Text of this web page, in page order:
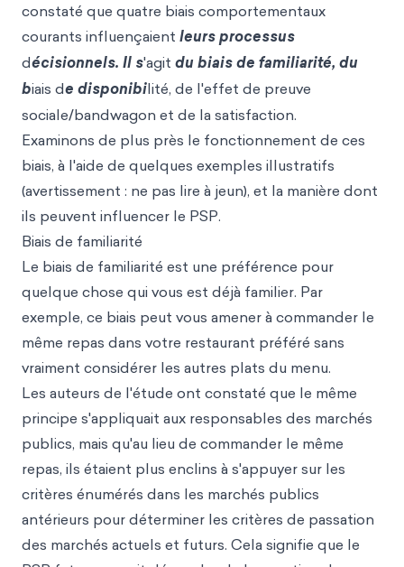
constaté que quatre biais comportementaux
courants influençaient leurs processus
décisionnels. Il s'agit du biais de familiarité, du
biais de disponibilité, de l'effet de preuve
sociale/bandwagon et de la satisfaction.
Examinons de plus près le fonctionnement de ces
biais, à l'aide de quelques exemples illustratifs
(avertissement : ne pas lire à jeun), et la manière dont
ils peuvent influencer le PSP.
Biais de familiarité
Le biais de familiarité est une préférence pour
quelque chose qui vous est déjà familier. Par
exemple, ce biais peut vous amener à commander le
même repas dans votre restaurant préféré sans
vraiment considérer les autres plats du menu.
Les auteurs de l'étude ont constaté que le même
principe s'appliquait aux responsables des marchés
publics, mais qu'au lieu de commander le même
repas, ils étaient plus enclins à s'appuyer sur les
critères énumérés dans les marchés publics
antérieurs pour déterminer les critères de passation
des marchés actuels et futurs. Cela signifie que le